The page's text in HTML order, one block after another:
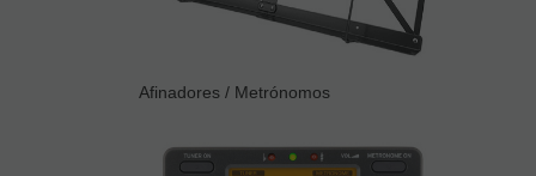
Afinadores / Metrónomos